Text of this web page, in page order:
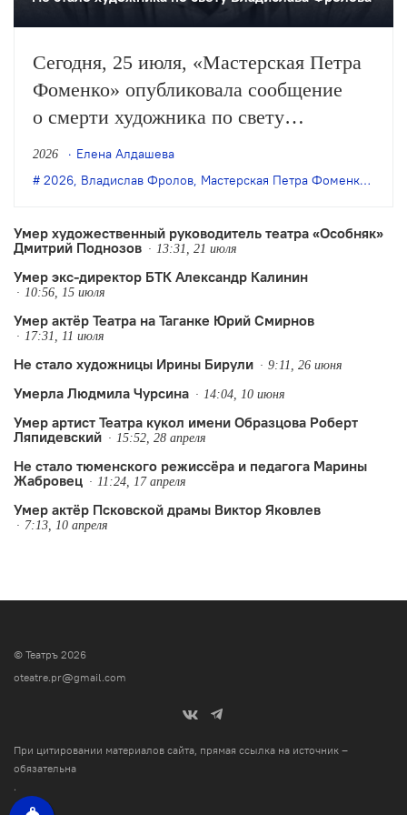
Сегодня, 25 июля, «Мастерская Петра
Фоменко» опубликовала сообщение
о смерти художника по свету
Владислава Фролова. С этим театром
Фролов сотрудничал более четверти
2026
Елена Алдашева
2026, Владислав Фролов, Мастерская Петра Фоменко ,
Умер художественный руководитель театра «Особняк»
Дмитрий Поднозов
13:31, 21 июля
Умер экс-директор БТК Александр Калинин
10:56, 15 июля
Умер актёр Театра на Таганке Юрий Смирнов
17:31, 11 июля
Не стало художницы Ирины Бирули 9:11, 26 июня
Умерла Людмила Чурсина 14:04, 10 июня
Умер артист Театра кукол имени Образцова Роберт
Ляпидевский
15:52, 28 апреля
Не стало тюменского режиссёра и педагога Марины
Жабровец
11:24, 17 апреля
Умер актёр Псковской драмы Виктор Яковлев
7:13, 10 апреля
© Театръ 2026
oteatre.pr@gmail.com
При цитировании материалов сайта, прямая ссылка на источник –
обязательна
.